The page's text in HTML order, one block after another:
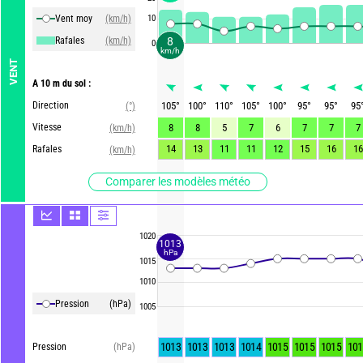
VENT
Vent moy
(km/h)
Rafales
(km/h)
A 10 m du sol :
Direction
(°)
Vitesse
(km/h)
Rafales
(km/h)
Comparer les modèles météo
Pression (hPa)
Pression (hPa)
10
0
1020
1015
1010
1005
105° 100° 110° 105° 100° 95° 95° 95
8
8 5 7 6 7 7
7
14
13 11 11 12 15 16 16
1013 1013 1013 1014 1015 1015 1015
8
km/h
1013
hPa